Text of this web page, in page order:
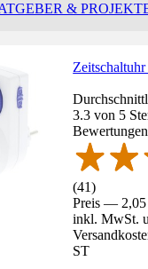
&
3.3 von 5
(41)
Preis — 2,05
inkl. MwSt.
ST